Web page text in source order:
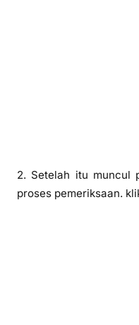
2. Setelah itu muncul
proses pemeriksaan.